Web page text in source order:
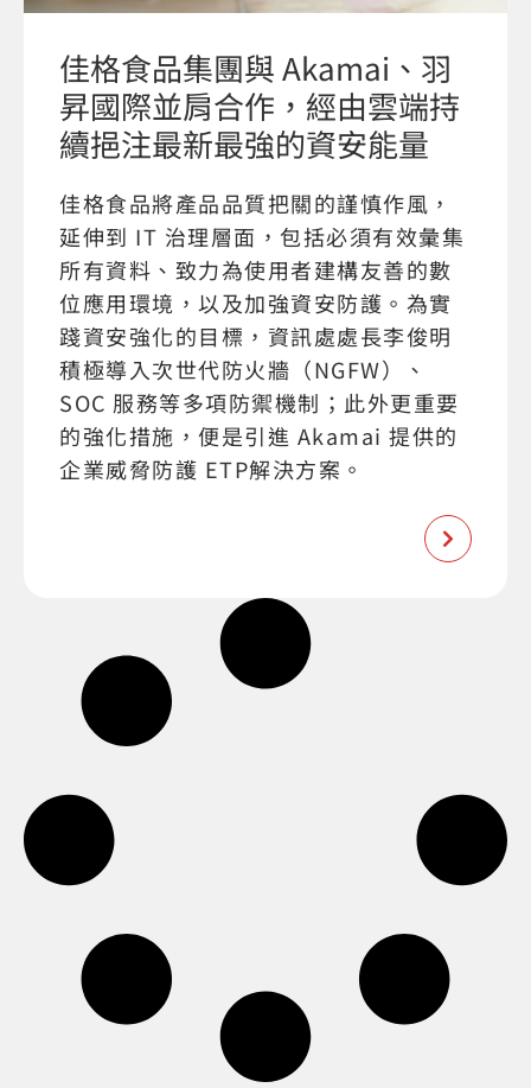
佳格食品集團與 Akamai、羽
昇國際並肩合作，經由雲端持
續挹注最新最強的資安能量
佳格食品將產品品質把關的謹慎作風，
延伸到 IT 治理層面，包括必須有效彙集
所有資料、致力為使用者建構友善的數
位應用環境，以及加強資安防護。為實
踐資安強化的目標，資訊處處長李俊明
積極導入次世代防火牆（NGFW）、
SOC 服務等多項防禦機制；此外更重要
的強化措施，便是引進 Akamai 提供的
企業威脅防護 ETP解決方案。